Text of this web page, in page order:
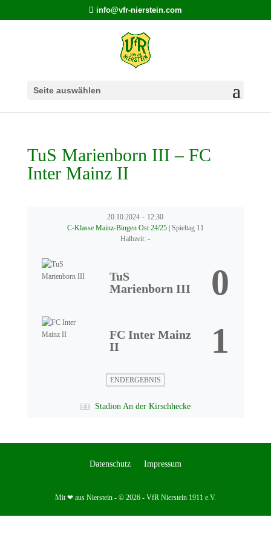
info@vfr-nierstein.com
Seite auswählen
TuS Marienborn III – FC
Inter Mainz II
20.10.2024 - 12:30
C-Klasse Mainz-Bingen Ost 24/25 | Spieltag 11
Halbzeit: -
TuS
Marienborn III
0
FC Inter Mainz
II
1
ENDERGEBNIS
Stadion An der Kirschhecke
Datenschutz Impressum
Mit ❤ aus Nierstein - © 2026 - VfR Nierstein 1911 e.V.